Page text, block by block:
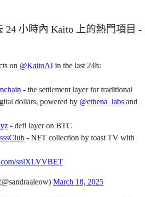
24 小時內 Kaito 上的熱門項目 -
on @KaitoAI in the last 24h:
- the settlement layer for traditional
dollars, powered by @ethena_labs and
- defi layer on BTC
- NFT collection by toast TV with
snlXLVVBET
March 18, 2025